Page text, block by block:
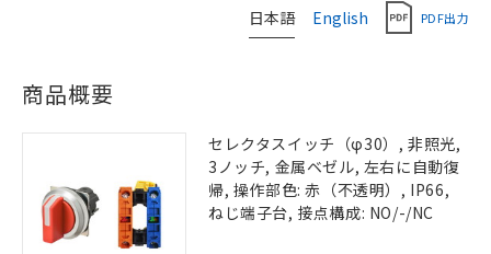
日本語 English PDF出力
商品概要
セレクタスイッチ（φ30）, 非照光,
3ノッチ, 金属ベゼル, 左右に自動復
帰, 操作部色: 赤（不透明）, IP66,
ねじ端子台, 接点構成: NO/-/NC